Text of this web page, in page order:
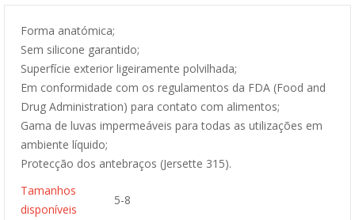
Forma anatómica;
Sem silicone garantido;
Superfície exterior ligeiramente polvilhada;
Em conformidade com os regulamentos da FDA (Food and
Drug Administration) para contato com alimentos;
Gama de luvas impermeáveis para todas as utilizações em
ambiente líquido;
Protecção dos antebraços (Jersette 315).
Tamanhos
disponíveis
5-8